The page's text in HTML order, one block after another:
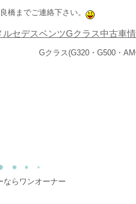
橋までご連絡下さい。
ルセデスベンツGクラス中古車
Gクラス(G320・G500・
ならワンオーナー